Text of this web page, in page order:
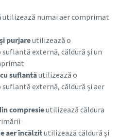
utilizează numai aer comprimat
purjareutilizează o
suflantă externă, căldură și un
suflantăutilizează o
suflantă externă, căldură și aer
compresieutilizează căldura
aer încălzitutilizează căldură și